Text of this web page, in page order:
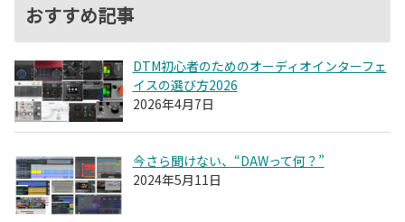
おすすめ記事
DTM初心者のためのオーディオインターフェ
イスの選び方2026
2026年4月7日
今さら聞けない、“DAWって何？”
2024年5月11日